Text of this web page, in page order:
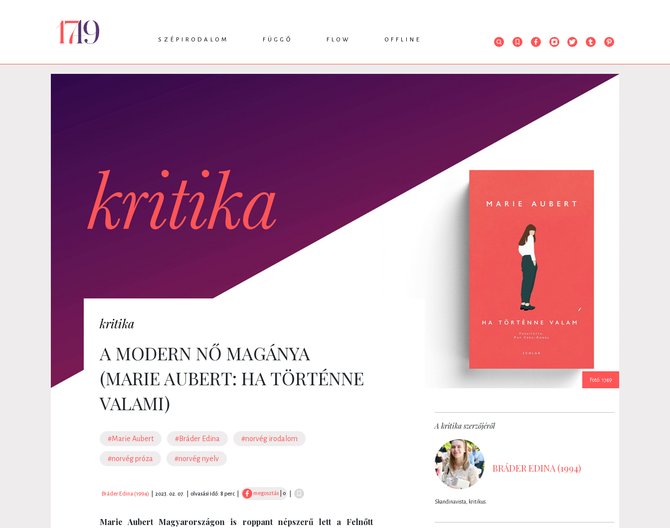
SZÉPIRODALOM
VERS
FÜGGŐ
KRITIKA
FLOW
INTERJÚ
OFFLINE
RENDEZVÉNYEK
Fotó: 1749
kritika
A MODERN NŐ MAGÁNYA
(MARIE AUBERT: HA TÖRTÉNNE
VALAMI)
#Marie Aubert #Bráder Edina #norvég irodalom
#norvég próza #norvég nyelv
Bráder Edina (1994) 2023. 02. 07. olvasási idő: 8 perc megosztás | 0
Marie Aubert Magyarországon is roppant népszerű lett a Felnőtt
A kritika szerzőjéről
BRÁDER EDINA (1994)
Skandinavista, kritikus.